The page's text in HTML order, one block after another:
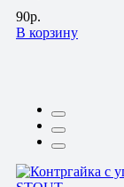
90р.
В корзину